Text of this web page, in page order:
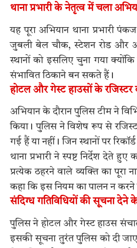
थाना प्रभारी के नेतृत्व में चला
यह पूरा अभियान थाना प्रभारी
जुबली बेल चौक, स्टेशन रोड और
स्थानों को इसलिए चुना गया
संभावित ठिकाने बन सकते हैं।
होटल और गेस्ट हाउसों के रजिस्टर
अभियान के दौरान पुलिस टीम ने
किया। पुलिस ने विशेष रूप से
गई हैं या नहीं। जिन स्थानों पर
थाना प्रभारी ने स्पष्ट निर्देश देते
प्रत्येक ठहरने वाले व्यक्ति का पूरा
कहा कि इस नियम का पालन न करने
संदिग्ध गतिविधियों की सूचना देने के
पुलिस ने होटल और गेस्ट हाउस
इसकी सूचना तुरंत पुलिस को दी